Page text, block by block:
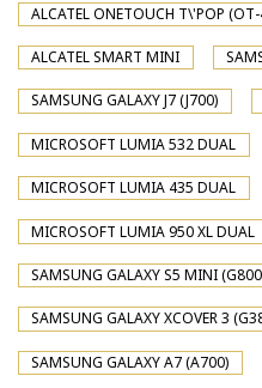
ALCATEL ONETOUCH T\'POP
ALCATEL SMART MINI
SAMSUNG GALAXY J7 (J700)
MICROSOFT LUMIA 532 DUAL
MICROSOFT LUMIA 435 DUAL
MICROSOFT LUMIA 950 XL DUAL
SAMSUNG GALAXY S5 MINI
SAMSUNG GALAXY XCOVER 3
SAMSUNG GALAXY A7 (A700)